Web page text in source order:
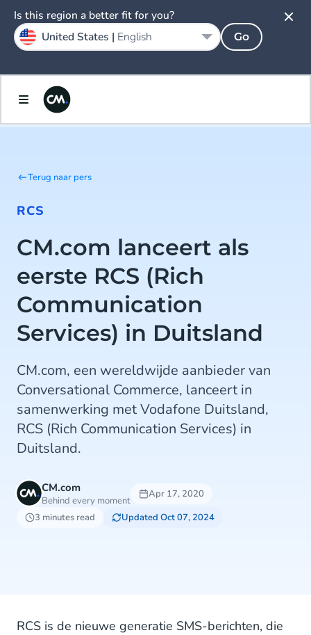
Terug naar pers
RCS
CM.com lanceert als
eerste RCS (Rich
Communication
Services) in Duitsland
CM.com, een wereldwijde aanbieder van
Conversational Commerce, lanceert in
samenwerking met Vodafone Duitsland,
RCS (Rich Communication Services) in
Duitsland.
CM.com
Behind every moment
Apr 17, 2020
3 minutes read
Updated Oct 07, 2024
RCS is de nieuwe generatie SMS-berichten, die
Is this region a better fit for you?
United States | English Go